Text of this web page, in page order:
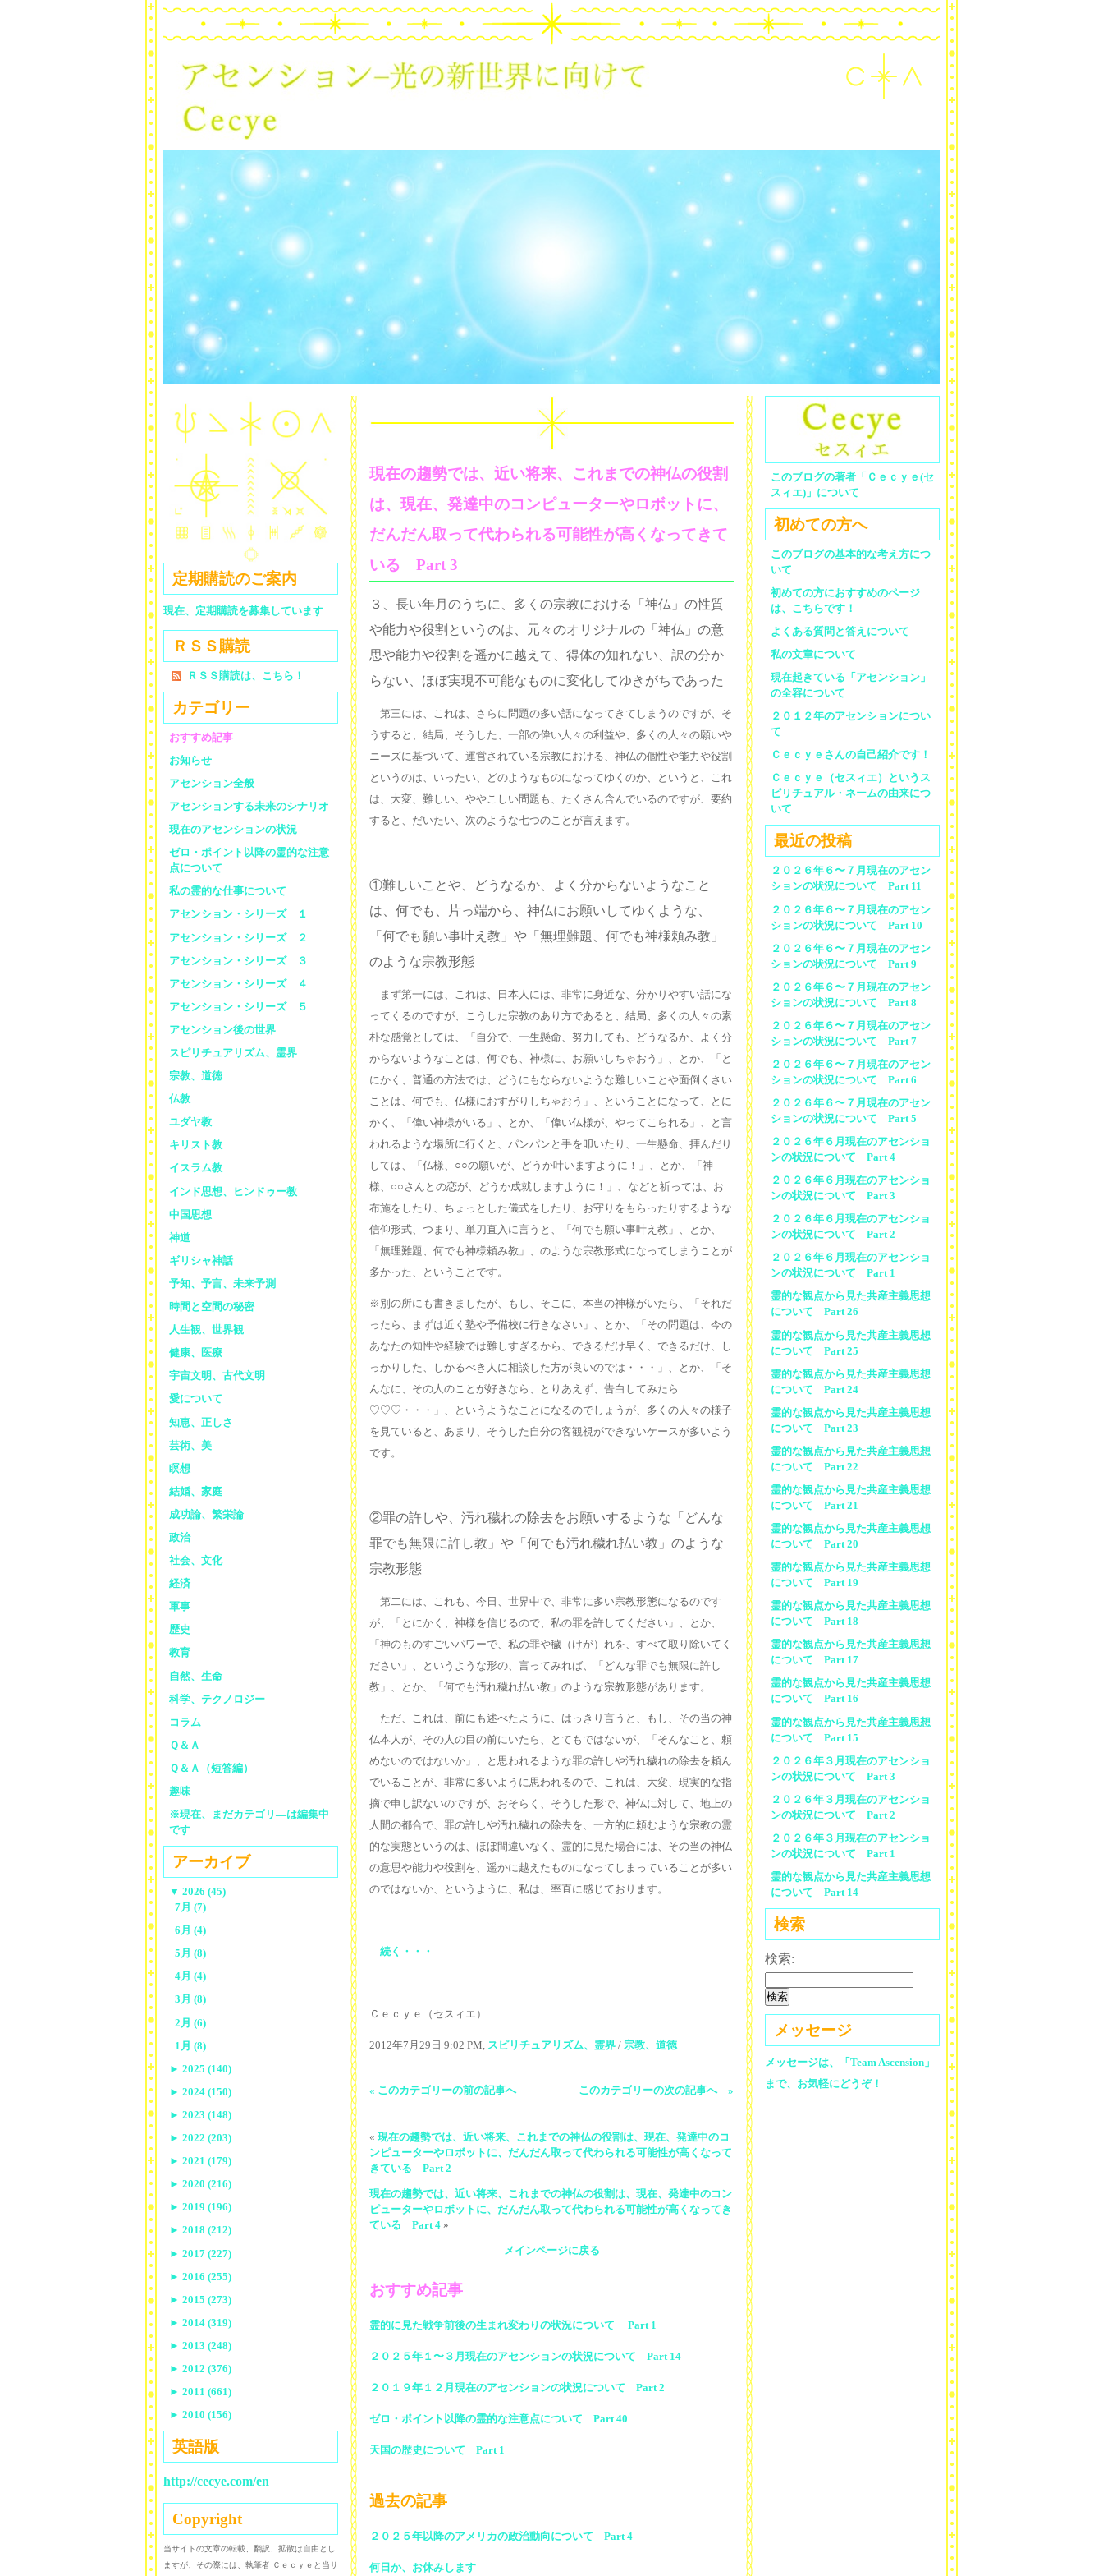
現在の趨勢では、近い将来、これまでの神仏の役割
は、現在、発達中のコンピューターやロボットに、
だんだん取って代わられる可能性が高くなってきて
いる Part 3
３、長い年月のうちに、多くの宗教における「神仏」の性質
や能力や役割というのは、元々のオリジナルの「神仏」の意
思や能力や役割を遥かに越えて、得体の知れない、訳の分か
らない、ほぼ実現不可能なものに変化してゆきがちであった
第三には、これは、さらに問題の多い話になってきてしまうのですが、そ
うすると、結局、そうした、一部の偉い人々の利益や、多くの人々の願いや
ニーズに基づいて、運営されている宗教における、神仏の個性や能力や役割
というのは、いったい、どのようなものになってゆくのか、というと、これ
は、大変、難しい、ややこしい問題も、たくさん含んでいるのですが、要約
すると、だいたい、次のような七つのことが言えます。
①難しいことや、どうなるか、よく分からないようなこと
は、何でも、片っ端から、神仏にお願いしてゆくような、
「何でも願い事叶え教」や「無理難題、何でも神様頼み教」
のような宗教形態
まず第一には、これは、日本人には、非常に身近な、分かりやすい話にな
ってくるのですが、こうした宗教のあり方であると、結局、多くの人々の素
朴な感覚としては、「自分で、一生懸命、努力しても、どうなるか、よく分
からないようなことは、何でも、神様に、お願いしちゃおう」、とか、「と
にかく、普通の方法では、どうにもならないような難しいことや面倒くさい
ことは、何でも、仏様におすがりしちゃおう」、ということになって、とに
かく、「偉い神様がいる」、とか、「偉い仏様が、やってこられる」、と言
われるような場所に行くと、パンパンと手を叩いたり、一生懸命、拝んだり
しては、「仏様、○○の願いが、どうか叶いますように！」、とか、「神
様、○○さんとの恋が、どうか成就しますように！」、などと祈っては、お
布施をしたり、ちょっとした儀式をしたり、お守りをもらったりするような
信仰形式、つまり、単刀直入に言うと、「何でも願い事叶え教」、とか、
「無理難題、何でも神様頼み教」、のような宗教形式になってしまうことが
多かった、ということです。
※別の所にも書きましたが、もし、そこに、本当の神様がいたら、「それだ
ったら、まずは近く塾や予備校に行きなさい」、とか、「その問題は、今の
あなたの知性や経験では難しすぎるから、できるだけ早く、できるだけ、し
っかりした、しかるべき人に相談した方が良いのでは・・・」、とか、「そ
んなに、その人のことが好きなら、とりあえず、告白してみたら
♡♡♡・・・」、というようなことになるのでしょうが、多くの人々の様子
を見ていると、あまり、そうした自分の客観視ができないケースが多いよう
です。
②罪の許しや、汚れ穢れの除去をお願いするような「どんな
罪でも無限に許し教」や「何でも汚れ穢れ払い教」のような
宗教形態
第二には、これも、今日、世界中で、非常に多い宗教形態になるのです
が、「とにかく、神様を信じるので、私の罪を許してください」、とか、
「神のものすごいパワーで、私の罪や穢（けが）れを、すべて取り除いてく
ださい」、というような形の、言ってみれば、「どんな罪でも無限に許し
教」、とか、「何でも汚れ穢れ払い教」のような宗教形態があります。
ただ、これは、前にも述べたように、はっきり言うと、もし、その当の神
仏本人が、その人の目の前にいたら、とてもではないが、「そんなこと、頼
めないのではないか」、と思われるような罪の許しや汚れ穢れの除去を頼ん
でいることが、非常に多いように思われるので、これは、大変、現実的な指
摘で申し訳ないのですが、おそらく、そうした形で、神仏に対して、地上の
人間の都合で、罪の許しや汚れ穢れの除去を、一方的に頼むような宗教の霊
的な実態というのは、ほぼ間違いなく、霊的に見た場合には、その当の神仏
の意思や能力や役割を、遥かに越えたものになってしまっていることが多い
のではないか、というように、私は、率直に感じております。
続く・・・
Ｃｅｃｙｅ（セスィエ）
2012年7月29日 9:02 PM, スピリチュアリズム、霊界 / 宗教、道徳
« このカテゴリーの前の記事へ このカテゴリーの次の記事へ »
« 現在の趨勢では、近い将来、これまでの神仏の役割は、現在、発達中のコ
ンピューターやロボットに、だんだん取って代わられる可能性が高くなって
きている Part 2
現在の趨勢では、近い将来、これまでの神仏の役割は、現在、発達中のコン
ピューターやロボットに、だんだん取って代わられる可能性が高くなってき
ている Part 4 »
メインページに戻る
おすすめ記事
霊的に見た戦争前後の生まれ変わりの状況について Part 1
２０２５年１〜３月現在のアセンションの状況について Part 14
２０１９年１２月現在のアセンションの状況について Part 2
ゼロ・ポイント以降の霊的な注意点について Part 40
天国の歴史について Part 1
過去の記事
２０２５年以降のアメリカの政治動向について Part 4
何日か、お休みします
このブログの著者「Ｃｅｃｙｅ(セ
スィエ)」について
初めての方へ
このブログの基本的な考え方につ
いて
初めての方におすすめのページ
は、こちらです！
よくある質問と答えについて
私の文章について
現在起きている「アセンション」
の全容について
２０１２年のアセンションについ
て
Ｃｅｃｙｅさんの自己紹介です！
Ｃｅｃｙｅ（セスィエ）というス
ピリチュアル・ネームの由来につ
いて
最近の投稿
２０２６年６〜７月現在のアセン
ションの状況について Part 11
２０２６年６〜７月現在のアセン
ションの状況について Part 10
２０２６年６〜７月現在のアセン
ションの状況について Part 9
２０２６年６〜７月現在のアセン
ションの状況について Part 8
２０２６年６〜７月現在のアセン
ションの状況について Part 7
２０２６年６〜７月現在のアセン
ションの状況について Part 6
２０２６年６〜７月現在のアセン
ションの状況について Part 5
２０２６年６月現在のアセンショ
ンの状況について Part 4
２０２６年６月現在のアセンショ
ンの状況について Part 3
２０２６年６月現在のアセンショ
ンの状況について Part 2
２０２６年６月現在のアセンショ
ンの状況について Part 1
霊的な観点から見た共産主義思想
について Part 26
霊的な観点から見た共産主義思想
について Part 25
霊的な観点から見た共産主義思想
について Part 24
霊的な観点から見た共産主義思想
について Part 23
霊的な観点から見た共産主義思想
について Part 22
霊的な観点から見た共産主義思想
について Part 21
霊的な観点から見た共産主義思想
について Part 20
霊的な観点から見た共産主義思想
について Part 19
霊的な観点から見た共産主義思想
について Part 18
霊的な観点から見た共産主義思想
について Part 17
霊的な観点から見た共産主義思想
について Part 16
霊的な観点から見た共産主義思想
について Part 15
２０２６年３月現在のアセンショ
ンの状況について Part 3
２０２６年３月現在のアセンショ
ンの状況について Part 2
２０２６年３月現在のアセンショ
ンの状況について Part 1
霊的な観点から見た共産主義思想
について Part 14
検索
検索:
メッセージ
メッセージは、「Team Ascension」
まで、お気軽にどうぞ！
定期購読のご案内
現在、定期購読を募集しています
ＲＳＳ購読
ＲＳＳ購読は、こちら！
カテゴリー
おすすめ記事
お知らせ
アセンション全般
アセンションする未来のシナリオ
現在のアセンションの状況
ゼロ・ポイント以降の霊的な注意
点について
私の霊的な仕事について
アセンション・シリーズ １
アセンション・シリーズ ２
アセンション・シリーズ ３
アセンション・シリーズ ４
アセンション・シリーズ ５
アセンション後の世界
スピリチュアリズム、霊界
宗教、道徳
仏教
ユダヤ教
キリスト教
イスラム教
インド思想、ヒンドゥー教
中国思想
神道
ギリシャ神話
予知、予言、未来予測
時間と空間の秘密
人生観、世界観
健康、医療
宇宙文明、古代文明
愛について
知恵、正しさ
芸術、美
瞑想
結婚、家庭
成功論、繁栄論
政治
社会、文化
経済
軍事
歴史
教育
自然、生命
科学、テクノロジー
コラム
Ｑ＆Ａ
Ｑ＆Ａ（短答編）
趣味
※現在、まだカテゴリ—は編集中
です
アーカイブ
▼ 2026 (45)
7月 (7)
6月 (4)
5月 (8)
4月 (4)
3月 (8)
2月 (6)
1月 (8)
► 2025 (140)
► 2024 (150)
► 2023 (148)
► 2022 (203)
► 2021 (179)
► 2020 (216)
► 2019 (196)
► 2018 (212)
► 2017 (227)
► 2016 (255)
► 2015 (273)
► 2014 (319)
► 2013 (248)
► 2012 (376)
► 2011 (661)
► 2010 (156)
英語版
http://cecye.com/en
Copyright
当サイトの文章の転載、翻訳、拡散は自由とし
ますが、その際には、執筆者 Ｃｅｃｙｅと当サ